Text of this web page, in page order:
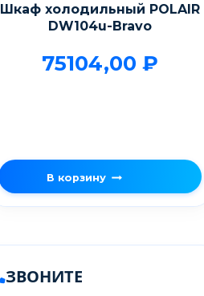
Шкаф холодильный POLAIR
DW104u-Bravo
75104,00 ₽
В корзину
ЗВОНИТЕ